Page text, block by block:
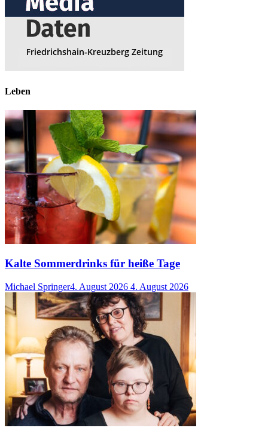
Leben
Kalte Sommerdrinks für heiße Tage
Michael Springer4. August 2026 4. August 2026